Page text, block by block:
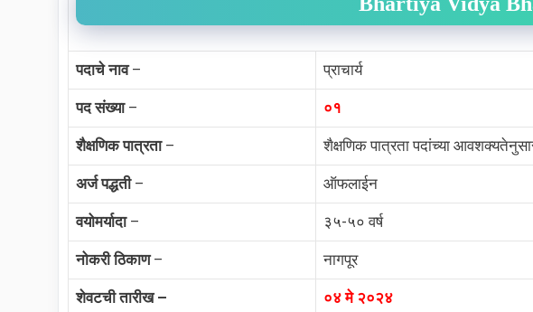
पदाचे नाव– प्राचार्य
पद संख्या– ०१
शैक्षणिक पात्रता– शैक्षणिक पात्रता पदांच्या
अर्ज पद्धती– ऑफलाईन
वयोमर्यादा– ३५-५० वर्ष
नोकरी ठिकाण– नागपूर
शेवटची तारीख – ०४ मे २०२४